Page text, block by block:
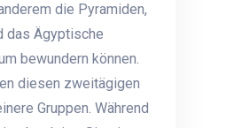
die Pyramiden,
das Ägyptische
bewundern können.
diesen zweitägigen
Gruppen. Während